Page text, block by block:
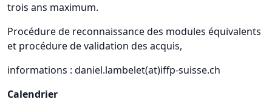
trois ans maximum.
Procédure de reconnaissance des modules équivalents
et procédure de validation des acquis,
informations : daniel.lambelet(at)iffp-suisse.ch
Calendrier